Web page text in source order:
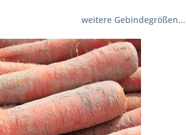
weitere Gebindegrößen...